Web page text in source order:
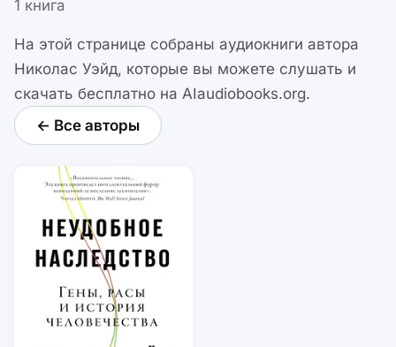
1 книга
На этой странице собраны аудиокниги автора
Николас Уэйд, которые вы можете слушать и
скачать бесплатно на AIaudiobooks.org.
← Все авторы